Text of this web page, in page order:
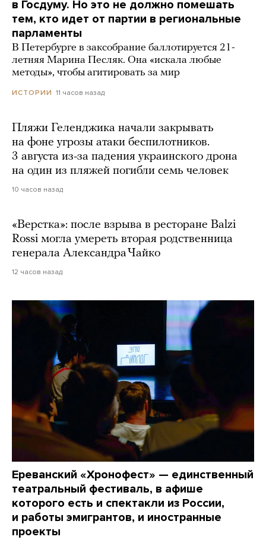
в Госдуму. Но это не должно помешать
тем, кто идет от партии в региональные
парламенты
В Петербурге в заксобрание баллотируется 21-
летняя Марина Песляк. Она «искала любые
методы», чтобы агитировать за мир
ИСТОРИИ 11 часов назад
Пляжи Геленджика начали закрывать
на фоне угрозы атаки беспилотников.
3 августа из-за падения украинского дрона
на один из пляжей погибли семь человек
10 часов назад
«Верстка»: после взрыва в ресторане Balzi
Rossi могла умереть вторая родственница
генерала Александра Чайко
12 часов назад
Ереванский «Хронофест» — единственный
театральный фестиваль, в афише
которого есть и спектакли из России,
и работы эмигрантов, и иностранные
проекты